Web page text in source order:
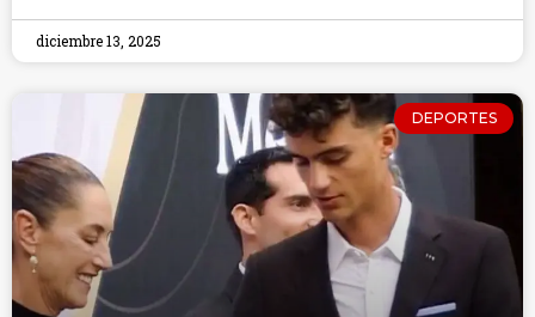
diciembre 13, 2025
DEPORTES